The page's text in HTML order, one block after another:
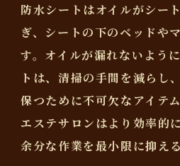
防水シートはオイルがシー
ぎ、シートの下のベッドや
す。オイルが漏れないよう
トは、清掃の手間を減らし
保つために不可欠なアイテ
エステサロンはより効率的
余分な作業を最小限に抑え